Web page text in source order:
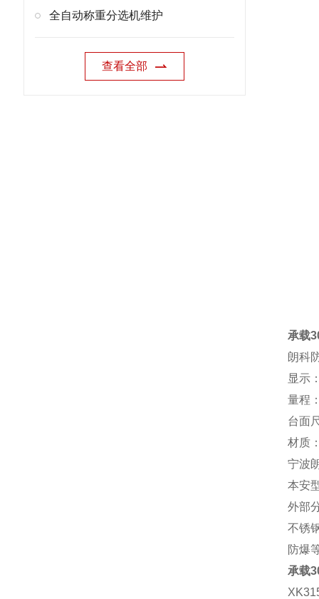
全自动称重分选机维护
查看全部
承载
朗科
显示
量程
台面
材质
宁波
本安
外部
不锈
防爆
承载